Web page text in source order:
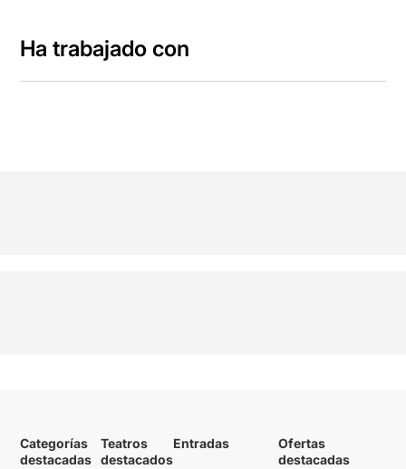
Ha trabajado con
Categorías
destacadas
Teatros
destacados
Entradas
Ofertas
destacadas